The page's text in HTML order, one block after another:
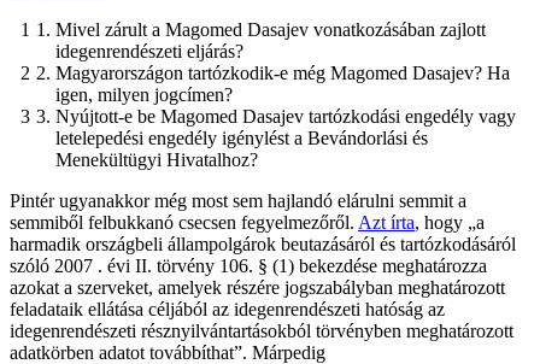
Mivel zárult a Magomed Dasajev vonatkozásában zajlott
idegenrendészeti eljárás?
Magyarországon tartózkodik-e még Magomed Dasajev? Ha
igen, milyen jogcímen?
Nyújtott-e be Magomed Dasajev tartózkodási engedély vagy
letelepedési engedély igénylést a Bevándorlási és
Menekültügyi Hivatalhoz?
Pintér ugyanakkor még most sem hajlandó elárulni semmit a
semmiből felbukkanó csecsen fegyelmezőről. Azt írta, hogy „a
harmadik országbeli állampolgárok beutazásáról és tartózkodásáról
szóló 2007 . évi II. törvény 106. § (1) bekezdése meghatározza
azokat a szerveket, amelyek részére jogszabályban meghatározott
feladataik ellátása céljából az idegenrendészeti hatóság az
idegenrendészeti résznyilvántartásokból törvényben meghatározott
adatkörben adatot továbbíthat”. Márpedig